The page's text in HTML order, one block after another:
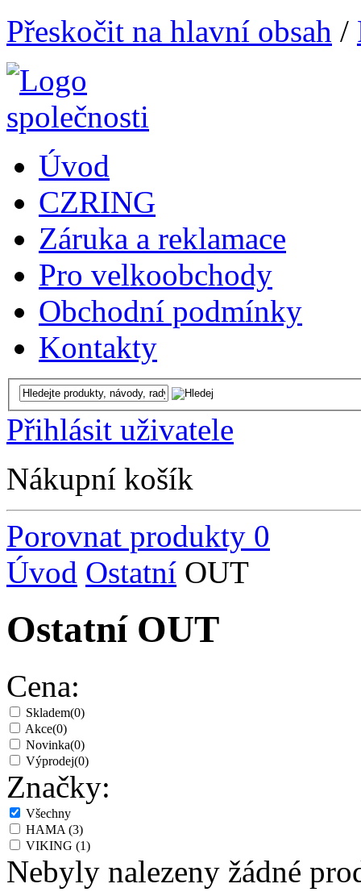
Přeskočit na hlavní obsah /
Úvod
CZRING
Záruka a reklamace
Pro velkoobchody
Obchodní podmínky
Kontakty
Přihlásit uživatele
Nákupní košík
Porovnat produkty 0
Úvod Ostatní OUT
Ostatní OUT
Cena:
Skladem(0)
Akce(0)
Novinka(0)
Výprodej(0)
Značky:
Všechny
HAMA(3)
VIKING (1)
Nebyly nalezeny žádné